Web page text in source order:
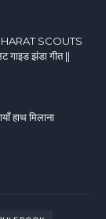
SCOUTS
झंडा गीत ||
हाथ मिलाना